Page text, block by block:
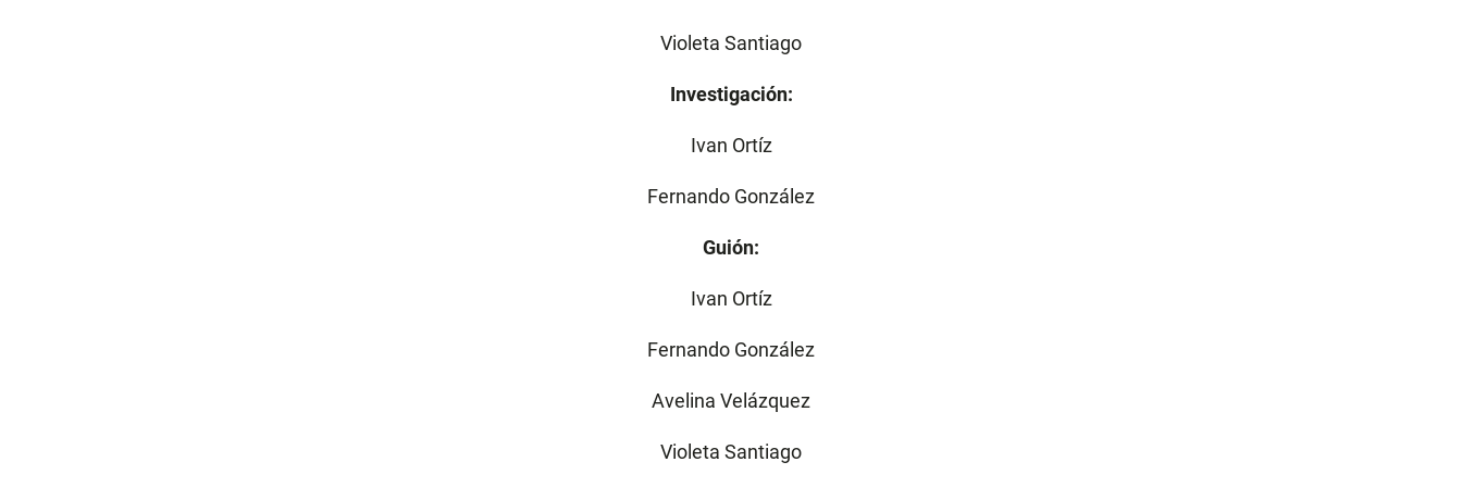
Violeta Santiago
Investigación:
Ivan Ortíz
Fernando González
Guión:
Ivan Ortíz
Fernando González
Avelina Velázquez
Violeta Santiago